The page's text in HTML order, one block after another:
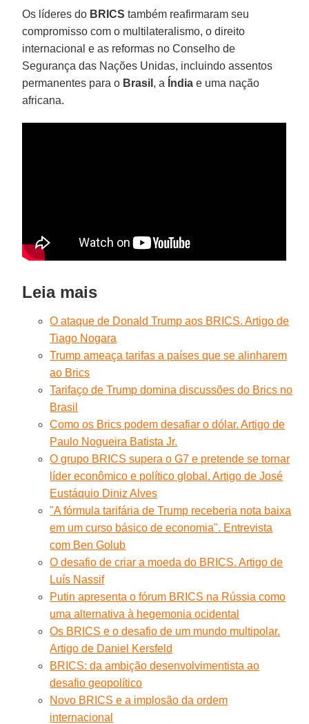
Os líderes do BRICS também reafirmaram seu
compromisso com o multilateralismo, o direito
internacional e as reformas no Conselho de
Segurança das Nações Unidas, incluindo assentos
permanentes para o Brasil , a Índia e uma nação
africana.
Leia mais
O ataque de Donald Trump aos BRICS. Artigo de
Tiago Nogara
Trump ameaça tarifas a países que se alinharem
ao Brics
Tarifaço de Trump domina discussões do Brics no
Brasil
Como os Brics podem desafiar o dólar. Artigo de
Paulo Nogueira Batista Jr.
O grupo BRICS supera o G7 e pretende se tornar
líder econômico e político global. Artigo de José
Eustáquio Diniz Alves
"A fórmula tarifária de Trump receberia nota baixa
em um curso básico de economia". Entrevista
com Ben Golub
O desafio de criar a moeda do BRICS. Artigo de
Luís Nassif
Putin apresenta o fórum BRICS na Rússia como
uma alternativa à hegemonia ocidental
Os BRICS e o desafio de um mundo multipolar.
Artigo de Daniel Kersfeld
BRICS: da ambição desenvolvimentista ao
desafio geopolítico
Novo BRICS e a implosão da ordem
internacional